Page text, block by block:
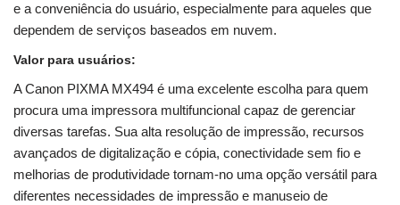
e a conveniência do usuário, especialmente para aqueles que
dependem de serviços baseados em nuvem.
Valor para usuários:
A Canon PIXMA MX494 é uma excelente escolha para quem
procura uma impressora multifuncional capaz de gerenciar
diversas tarefas. Sua alta resolução de impressão, recursos
avançados de digitalização e cópia, conectividade sem fio e
melhorias de produtividade tornam-no uma opção versátil para
diferentes necessidades de impressão e manuseio de